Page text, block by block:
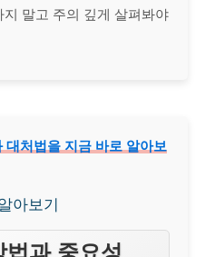
말고 주의 깊게 살펴봐야
대처법을 지금 바로 알아보
아보기
법과 중요성